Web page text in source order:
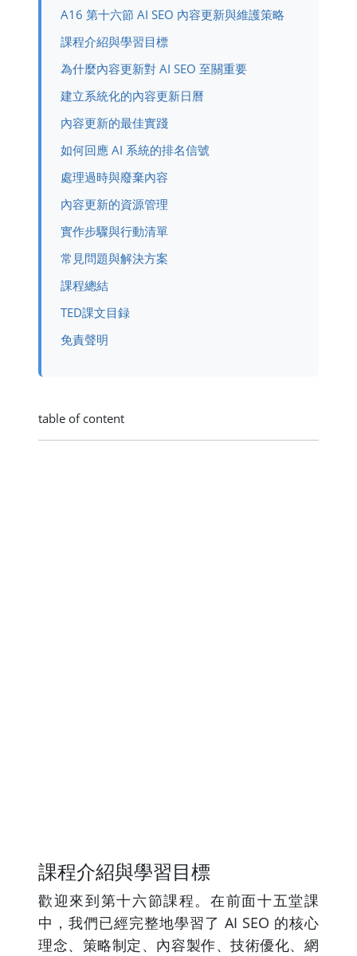
A16 第十六節 AI SEO 內容更新與維護策略
課程介紹與學習目標
為什麼內容更新對 AI SEO 至關重要
建立系統化的內容更新日曆
內容更新的最佳實踐
如何回應 AI 系統的排名信號
處理過時與廢棄內容
內容更新的資源管理
實作步驟與行動清單
常見問題與解決方案
課程總結
TED課文目録
免責聲明
table of content
課程介紹與學習目標
歡迎來到第十六節課程。在前面十五堂課
中，我們已經完整地學習了 AI SEO 的核心
理念、策略制定、內容製作、技術優化、網